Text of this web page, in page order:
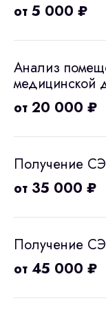
от 5 000 ₽
Анализ
медицинской
от 20 000 ₽
Получение
от 35 000 ₽
Получение
от 45 000 ₽